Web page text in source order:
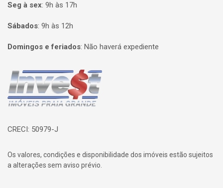
Seg à sex: 9h às 17h
Sábados: 9h às 12h
Domingos e feriados: Não haverá expediente
Página inicial
CRECI: 50979-J
Os valores, condições e disponibilidade dos imóveis estão sujeitos
a alterações sem aviso prévio.